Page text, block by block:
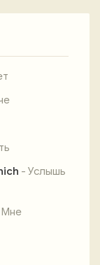
- Услышь
Мне